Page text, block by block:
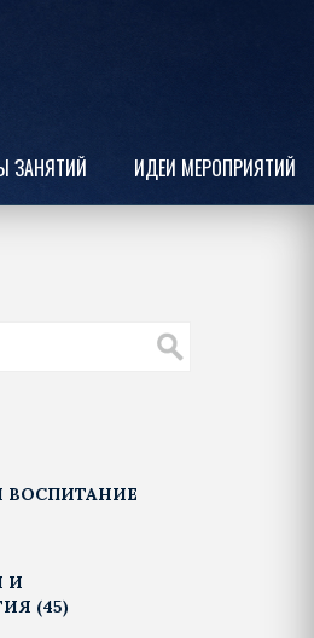
ЗАНЯТИЙ ИДЕИ МЕРОПРИЯТИЙ
ВОСПИТАНИЕ
И
(45)